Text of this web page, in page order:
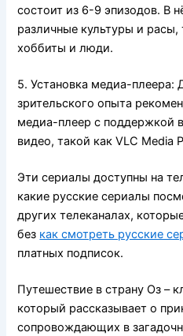
состоит из 6-9 эпизодов. В
различные культуры и
хоббиты и люди.
5. Установка медиа-плеера:
зрительского опыта
медиа-плеер с поддержкой
видео, такой как VLC Media
Эти сериалы доступны на
какие русские сериалы
других телеканалах,
без как смотреть русские
платных подписок.
Путешествие в страну Оз –
который рассказывает о
сопровождающих в